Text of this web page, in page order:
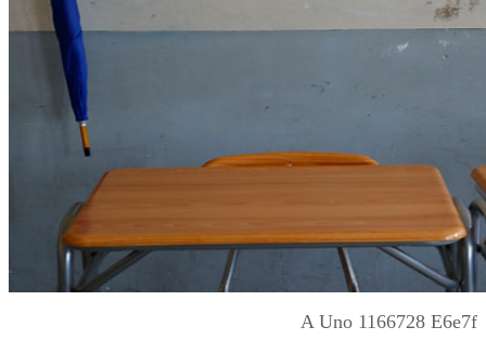
A Uno 1166728 E6e7f